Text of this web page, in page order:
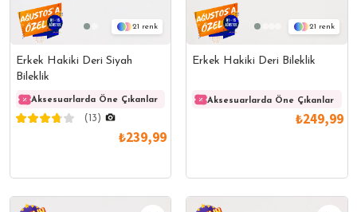
21
Erkek Hakiki Deri Siyah
Bileklik
Aksesuarlarda Öne Çıkanlar Aksesuarlarda Öne Çıkanlar
(13)
₺239,99
21
Erkek Hakiki Deri Bileklik
Aksesuarlarda Öne Çıkanlar
₺249,99